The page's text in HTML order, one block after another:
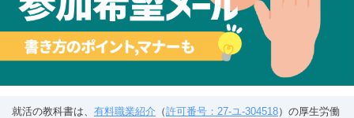
就活の教科書は、 有料職業紹介 （許可番号：27-ユ-304518）の厚生労働